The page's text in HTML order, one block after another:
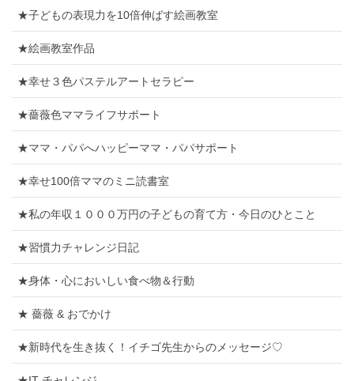
★子どもの表現力を10倍伸ばす絵画教室
★絵画教室作品
★幸せ３色パステルアートセラピー
★薔薇色ママライフサポート
★ママ・パパへハッピーママ・パパサポート
★幸せ100倍ママのミニ読書室
★私の年収１０００万円の子どもの育て方・今日のひとこと
★習慣力チャレンジ日記
★身体・心においしい食べ物＆行動
★ 薔薇 & おでかけ
★新時代を生き抜く！イチゴ先生からのメッセージ♡